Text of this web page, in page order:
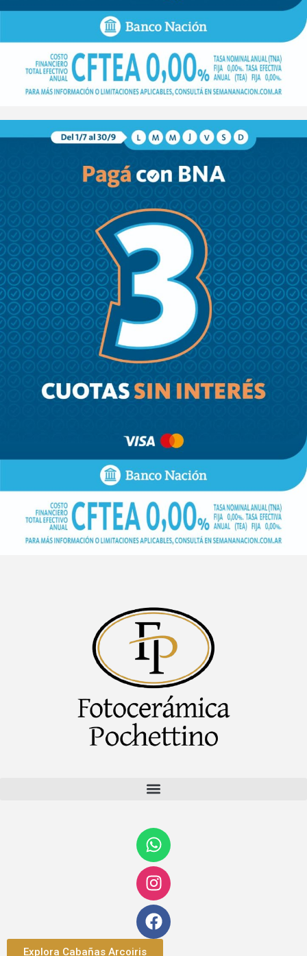
Explora Cabañas Arcoiris